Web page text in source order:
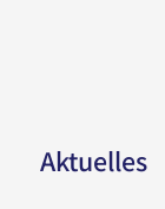
Aktuelles